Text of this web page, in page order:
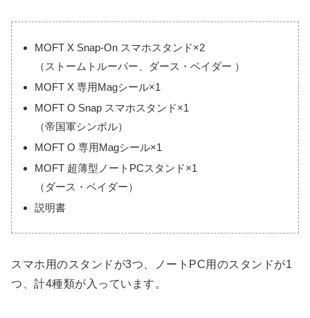
MOFT X Snap-On スマホスタンド×2
（ストームトルーパー、ダース・ベイダー ）
MOFT X 専用Magシール×1
MOFT O Snap スマホスタンド×1
（帝国軍シンボル）
MOFT O 専用Magシール×1
MOFT 超薄型ノートPCスタンド×1
（ダース・ベイダー）
説明書
スマホ用のスタンドが3つ、ノートPC用のスタンドが1
つ、計4種類が入っています。